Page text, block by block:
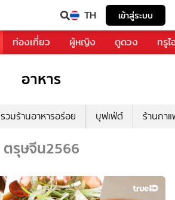
TH เข้าสู่ระบบ
ท่องเที่ยว ผู้หญิง ดูดวง ทรู
อาหาร
รวมร้านอาหารอร่อย บุฟเฟ่ต์ ร้านกา
ตรุษจีน2566